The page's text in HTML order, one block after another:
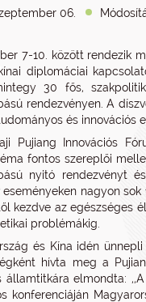
06.
7-10. között rendezik
diplomáciai
30 fős,
rendezvényen. A
és innovációs
Pujiang Innovációs
fontos szereplői
nyitó rendezvényt
eseményeken nagyon
kezdve az egészséges
problémákig.
és Kína idén
hívta meg a
államtitkára elmondta:
konferenciáján